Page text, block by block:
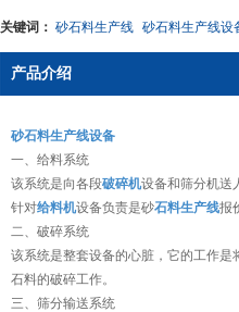
关键词： 砂石料生产线 砂石料生产线设
产品介绍
砂石料生产线设备
一、给料系统
该系统是向各段破碎机设备和筛分机送
针对给料机设备负责是砂石料生产线报
二、破碎系统
该系统是整套设备的心脏，它的工作
石料的破碎工作。
三、筛分输送系统